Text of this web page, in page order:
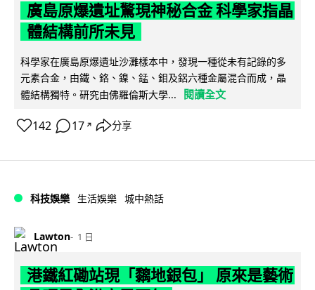
廣島原爆遺址驚現神秘合金 科學家指晶
體結構前所未見
科學家在廣島原爆遺址沙灘樣本中，發現一種從未有記錄的多
元素合金，由鐵、鉻、鎳、錳、鉬及鋁六種金屬混合而成，晶
體結構獨特。研究由佛羅倫斯大學...
閱讀全文
142 17 ↗ 分享
科技娛樂 生活娛樂 城中熱話
Lawton 1 日
港鐵紅磡站現「黐地銀包」 原來是藝術